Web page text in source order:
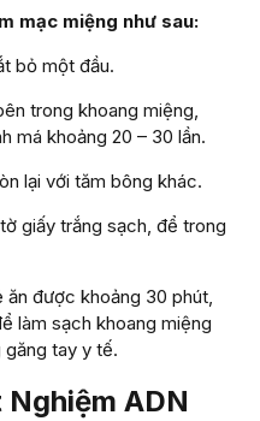
mạc miệng như sau:
bỏ một đầu.
trong khoang miệng,
má khoảng 20 – 30 lần.
lại với tăm bông khác.
giấy trắng sạch, để trong
ăn được khoảng 30 phút,
làm sạch khoang miệng
tay y tế.
ADN